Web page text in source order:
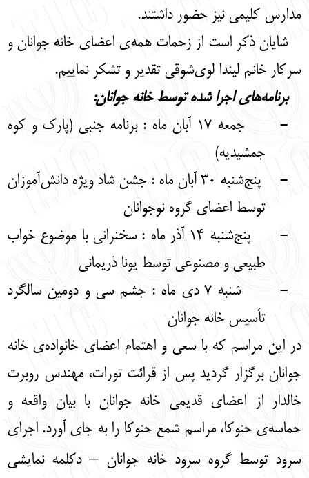
مدارس کلیمی نیز حضور داشتند.
شایان ذکر است از زحمات همه‌ی اعضای خانه جوانان و
سرکار خانم لیندا لوی‌شوقی تقدیر و تشکر نماییم.
برنامه‌های اجرا شده توسط خانه جوانان:
-
جمعه 17 آبان ماه : برنامه جنبی (پارک و کوه
جمشیدیه)
-
پنج‌شنبه 30 آبان ماه : جشن شاد ویژه دانش‌آموزان
توسط اعضای گروه نوجوانان
-
پنج‌شنبه 14 آذر ماه : سخنرانی با موضوع خواب
طبیعی و مصنوعی توسط یونا ذریمانی
-
شنبه 7 دی ماه : جشم سی و دومین سالگرد
تأسیس خانه جوانان
در این مراسم که با سعی و اهتمام اعضای خانواده‌ی خانه
جوانان برگزار گردید پس از قرائت تورات، مهندس روبرت
خالدار از اعضای قدیمی خانه جوانان با بیان واقعه‌ و
حماسه‌ی حنوکا، مراسم شمع حنوکا را به جای آورد. اجرای
سرود توسط گروه سرود خانه جوانان –دکلمه نمایشی